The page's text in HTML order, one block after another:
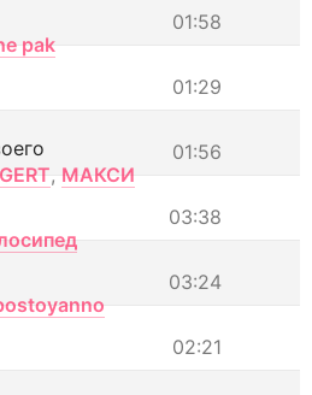
01:58
pak
01:29
01:56
, МАКСИ
03:38
03:24
02:21